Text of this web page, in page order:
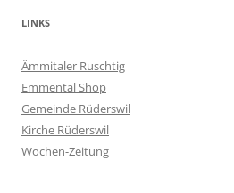
LINKS
Ämmitaler Ruschtig
Emmental Shop
Gemeinde Rüderswil
Kirche Rüderswil
Wochen-Zeitung